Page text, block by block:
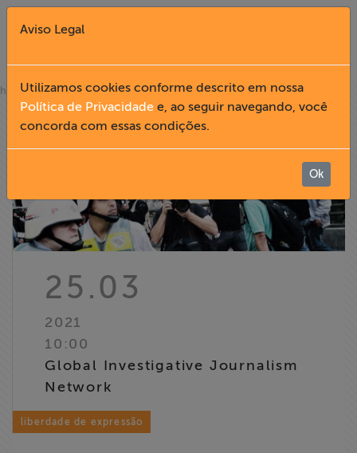
Fechar X
English
Institucional
Informação
Liberdade de
Expressão
Projetos
home»notícias
25.03
2021
10:00
Global Investigative Journalism
Network
liberdade de expressão
Aviso Legal
Utilizamos cookies conforme descrito em nossa
Política de Privacidade e, ao seguir navegando, você
concorda com essas condições.
Ok